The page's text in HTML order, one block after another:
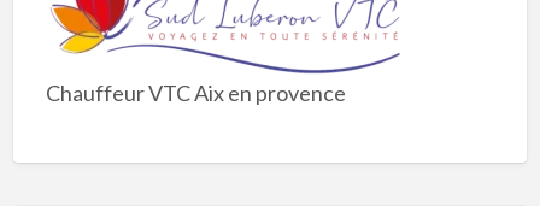
Chauffeur VTC Aix en provence